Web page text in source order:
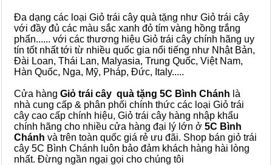
Đa dạng các loại Giỏ trái cây quà tặng như Giỏ trái cây
với đầy đủ các màu sắc xanh đỏ tím vàng hồng trắng
phấn...... với các thương hiệu Giỏ trái cây chính hãng uy
tín tốt nhất tới từ nhiều quốc gia nổi tiếng như Nhật Bản,
Đài Loan, Thái Lan, Malyasia, Trung Quốc, Việt Nam,
Hàn Quốc, Nga, Mỹ, Pháp, Đức, Italy.....
Cửa hàng Giỏ trái cây quà tặng 5C Bình Chánh là
nhà cung cấp & phân phối chính thức các loại Giỏ trái
cây cao cấp chính hiệu, Giỏ trái cây hàng nhập khẩu
chính hãng cho nhiều cửa hàng đại lý lớn ở 5C Bình
Chánh và trên toàn quốc giá rẻ ưu đãi. Shop bán giỏ trái
cây 5C Bình Chánh luôn bảo đảm khách hàng hài lòng
nhất. Đừng ngần ngại gọi cho chúng tôi